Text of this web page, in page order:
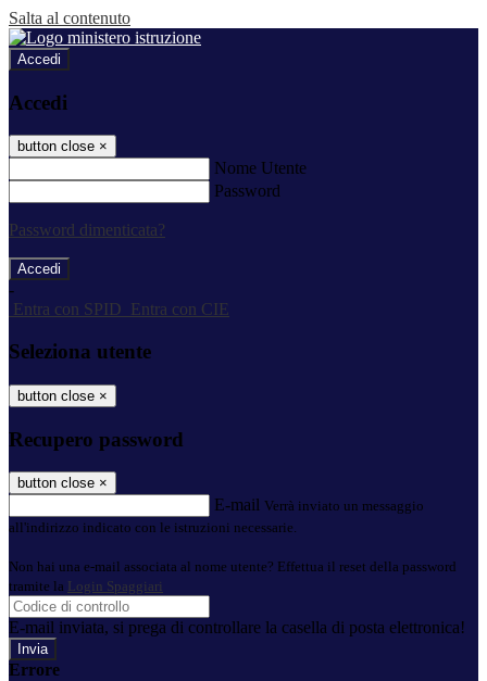
Salta al contenuto
Accedi
Accedi
button close ×
Nome Utente
Password
Password dimenticata?
-
Entra con SPID
Entra con CIE
Seleziona utente
button close ×
Recupero password
button close ×
E-mail Verrà inviato un messaggio
all'indirizzo indicato con le istruzioni necessarie.
Non hai una e-mail associata al nome utente? Effettua il reset della password
tramite la Login Spaggiari
E-mail inviata, si prega di controllare la casella di posta elettronica!
Errore